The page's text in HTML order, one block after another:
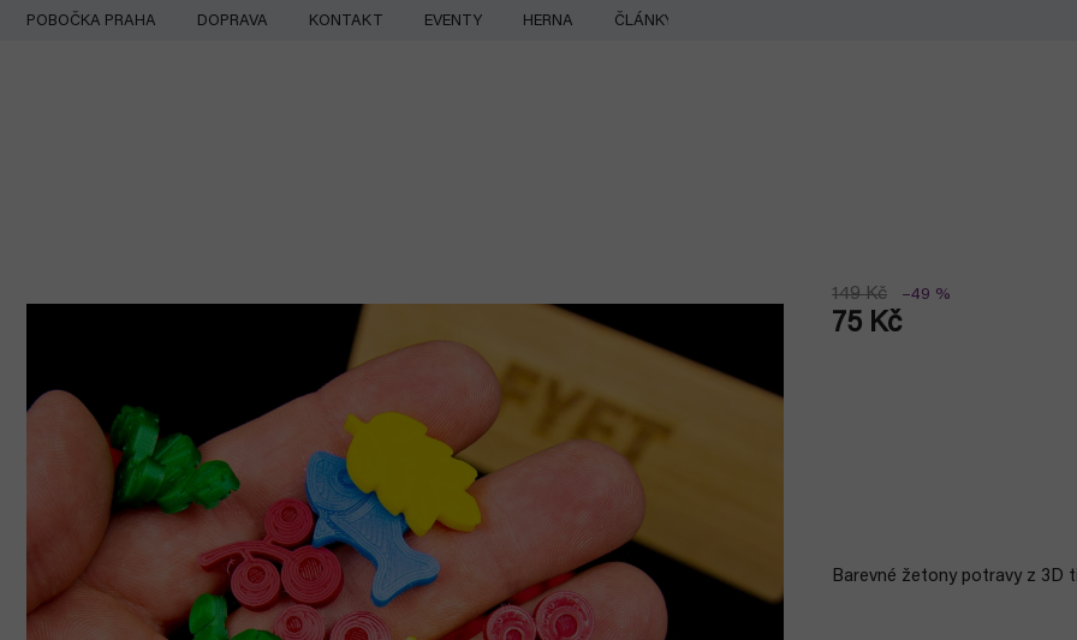
Přejít
POBOČKA PRAHA DOPRAVA KONTAKT EVENTY HERNA ČLÁNKY
149 Kč –49 %
75 Kč
Barevné žetony potravy z 3D